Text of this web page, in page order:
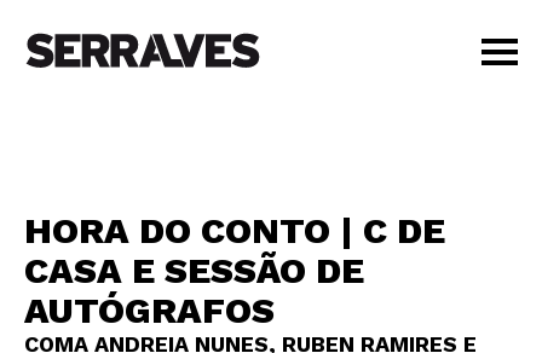
LOJA
PT | EN
BILHETES
AMIGOS
HORA DO CONTO | C DE
CASA E SESSÃO DE
AUTÓGRAFOS
COMA ANDREIA NUNES, RUBEN RAMIRES E